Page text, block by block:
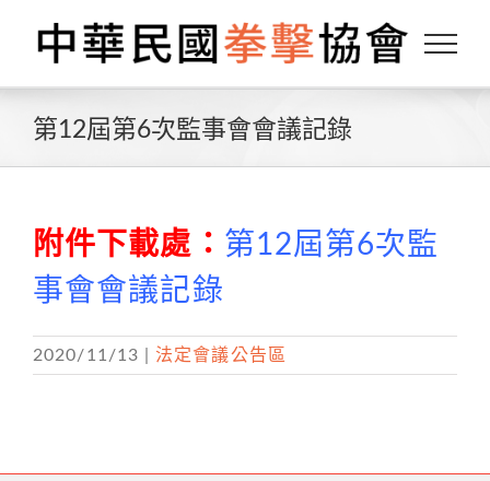
content
第12屆第6次監事會會議記錄
附件下載處： 第12屆第6次監
事會會議記錄
2020/11/13 法定會議公告區